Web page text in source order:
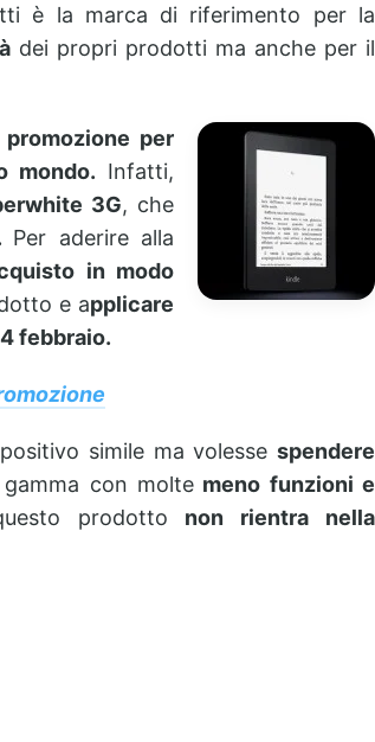
è la marca di riferimento per la
dei propri prodotti ma anche per il
promozione per
mondo. Infatti,
3G, che
Per aderire alla
in modo
e applicare
febbraio.
simile ma volesse spendere
con molte meno funzioni e
prodotto non rientra nella